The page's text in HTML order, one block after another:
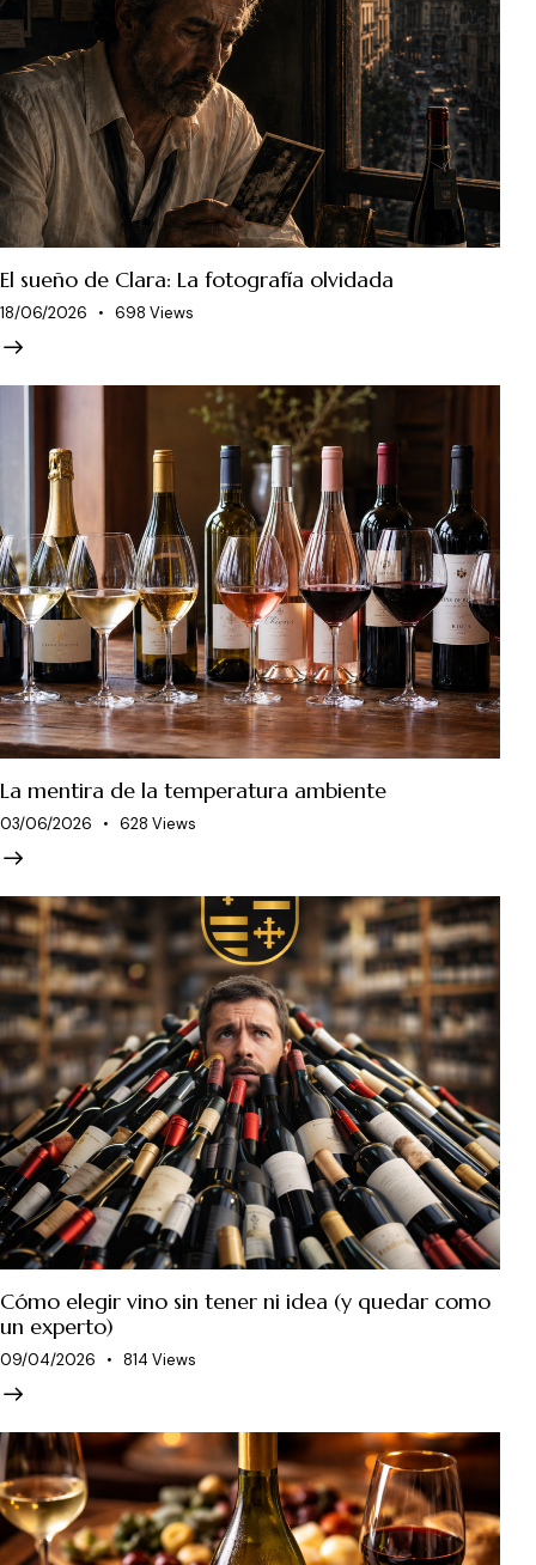
El sueño de Clara: La fotografía olvidada
18/06/2026 698 Views
La mentira de la temperatura ambiente
03/06/2026 628 Views
Cómo elegir vino sin tener ni idea (y quedar como
un experto)
09/04/2026 814 Views